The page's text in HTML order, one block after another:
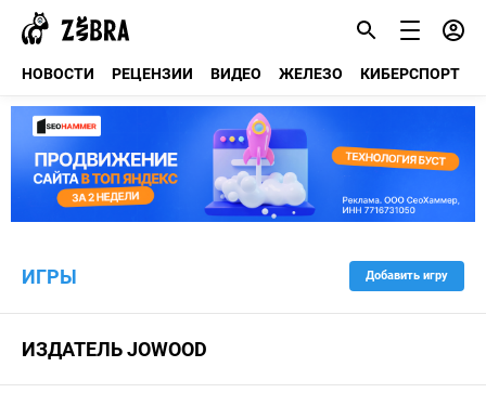
НОВОСТИ РЕЦЕНЗИИ ВИДЕО ЖЕЛЕЗО КИБЕРСПОРТ
ИГРЫ Добавить игру
ИЗДАТЕЛЬ JOWOOD